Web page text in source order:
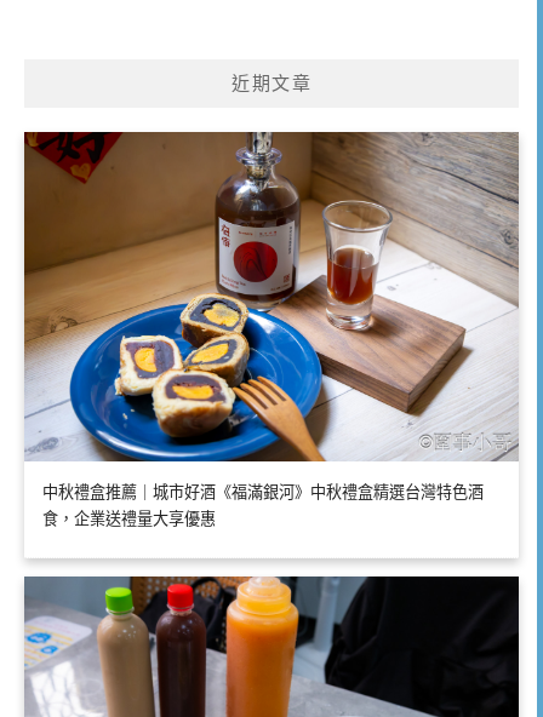
近期文章
中秋禮盒推薦｜城市好酒《福滿銀河》中秋禮盒精選台灣特色酒
食，企業送禮量大享優惠